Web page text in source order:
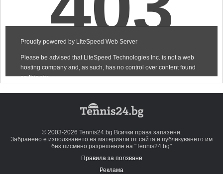
© 2003-2026 Tennis24.bg Всички права запазени.
Забранено е използването на материали от сайта и публикуването им
без писмено разрешение на "Tennis24.bg"
Правила за ползване
Реклама